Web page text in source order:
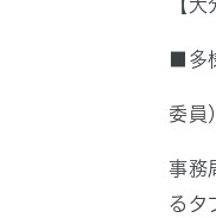
【大
■多
委員
事務
るタ